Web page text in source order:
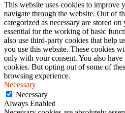
This website uses cookies to improve
navigate through the website. Out of
categorized as necessary are stored
essential for the working of basic
also use third-party cookies that help
you use this website. These cookies
only with your consent. You also
cookies. But opting out of some of
browsing experience.
Necessary
Necessary
Always Enabled